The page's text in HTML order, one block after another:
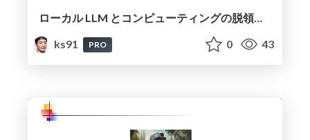
ローカル LLM とコンピューティングの脱領土化 / Local LLMs and Deterritorialization of Computing
ks91
PRO 0 43